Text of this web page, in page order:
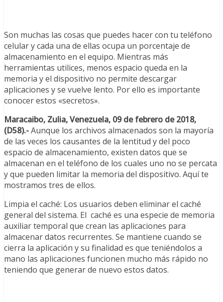
Son muchas las cosas que puedes hacer con tu teléfono
celular y cada una de ellas ocupa un porcentaje de
almacenamiento en el equipo. Mientras más
herramientas utilices, menos espacio queda en la
memoria y el dispositivo no permite descargar
aplicaciones y se vuelve lento. Por ello es importante
conocer estos «secretos».
Maracaibo, Zulia, Venezuela, 09 de febrero de 2018,
(D58).-Aunque los archivos almacenados son la mayoría
de las veces los causantes de la lentitud y del poco
espacio de almacenamiento, existen datos que se
almacenan en el teléfono de los cuales uno no se percata
y que pueden limitar la memoria del dispositivo. Aquí te
mostramos tres de ellos.
Limpia el caché: Los usuarios deben eliminar el caché
general del sistema. El caché es una especie de memoria
auxiliar temporal que crean las aplicaciones para
almacenar datos recurrentes. Se mantiene cuando se
cierra la aplicación y su finalidad es que teniéndolos a
mano las aplicaciones funcionen mucho más rápido no
teniendo que generar de nuevo estos datos.